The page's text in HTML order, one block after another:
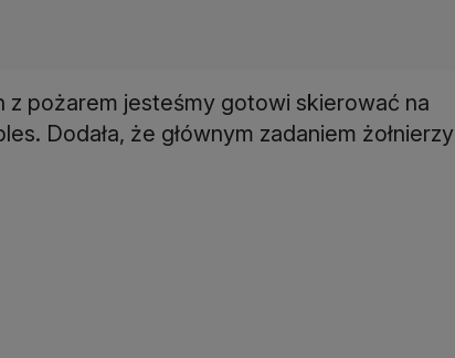
pożarem jesteśmy gotowi skierować na
Dodała, że głównym zadaniem żołnierzy